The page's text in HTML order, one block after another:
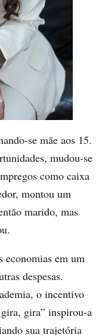
se mãe aos 15.
mudou-se
como caixa
montou um
marido, mas
economias em um
despesas.
o incentivo
gira” inspirou-a
sua trajetória